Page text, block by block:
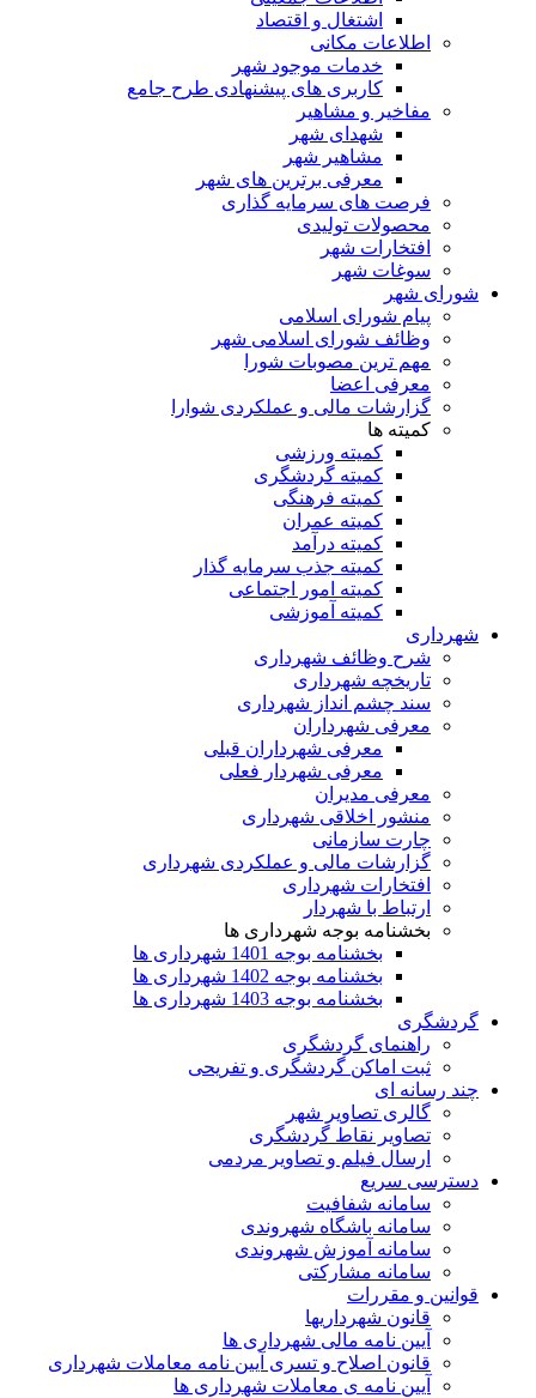
اشتغال و اقتصاد
اطلاعات مکانی
خدمات موجود شهر
کاربری های پیشنهادی طرح جامع
مفاخیر و مشاهیر
شهدای شهر
مشاهیر شهر
معرفی برترین های شهر
فرصت های سرمایه گذاری
محصولات تولیدی
افتخارات شهر
سوغات شهر
شورای شهر
پیام شورای اسلامی
وظائف شورای اسلامی شهر
مهم ترین مصوبات شورا
معرفی اعضا
گزارشات مالی و عملکردی شوارا
کمیته ها
کمیته ورزشی
کمیته گردشگری
کمیته فرهنگی
کمیته عمران
کمیته درآمد
کمیته جذب سرمایه گذار
کمیته امور اجتماعی
کمیته آموزشی
شهرداری
شرح وظائف شهرداری
تاریخچه شهرداری
سند چشم انداز شهرداری
معرفی شهرداران
معرفی شهرداران قبلی
معرفی شهردار فعلی
معرفی مدیران
منشور اخلاقی شهرداری
چارت سازمانی
گزارشات مالی و عملکردی شهرداری
افتخارات شهرداری
ارتباط با شهردار
بخشنامه بوجه شهرداری ها
بخشنامه بوجه 1401 شهرداری ها
بخشنامه بوجه 1402 شهرداری ها
بخشنامه بوجه 1403 شهرداری ها
گردشگری
راهنمای گردشگری
ثبت اماکن گردشگری و تفریحی
چند رسانه ای
گالری تصاویر شهر
تصاویر نقاط گردشگری
ارسال فیلم و تصاویر مردمی
دسترسی سریع
سامانه شفافیت
سامانه باشگاه شهروندی
سامانه آموزش شهروندی
سامانه مشارکتی
قوانین و مقررات
قانون شهرداریها
آیین نامه مالی شهرداری ها
قانون اصلاح و تسری آیین نامه معاملات شهرداری
آیین نامه ی معاملات شهرداری ها